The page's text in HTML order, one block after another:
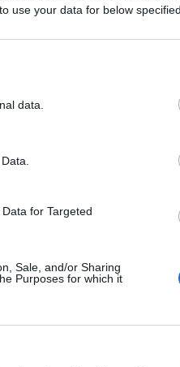
use your data for below
data.
for Targeted
Sale, and/or Sharing
Purposes for which it
το βράδυ εκτός
από την πρωτοπόρο
των σκόρερ της